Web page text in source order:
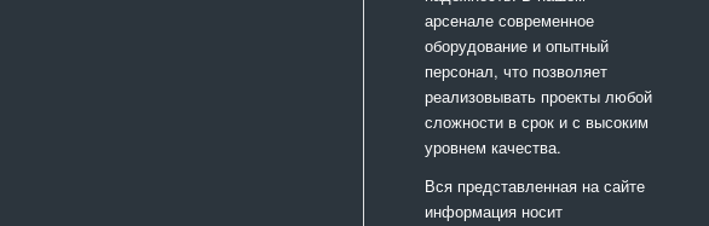
арсенале современное
оборудование и опытный
персонал, что позволяет
реализовывать проекты любой
сложности в срок и с высоким
уровнем качества.
Вся представленная на сайте
информация носит